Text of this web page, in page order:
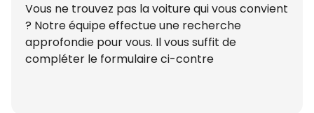
Vous ne trouvez pas la voiture qui vous convient
? Notre équipe effectue une recherche
approfondie pour vous. Il vous suffit de
compléter le formulaire ci-contre